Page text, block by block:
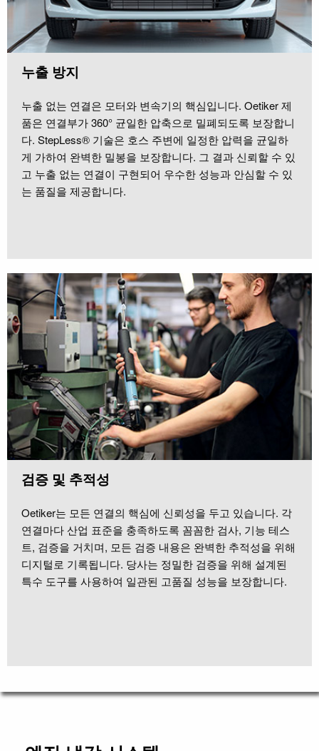
누출 방지
누출 없는 연결은 모터와 변속기의 핵심입니다. Oetiker 제
품은 연결부가 360° 균일한 압축으로 밀폐되도록 보장합니
다. StepLess® 기술은 호스 주변에 일정한 압력을 균일하
게 가하여 완벽한 밀봉을 보장합니다. 그 결과 신뢰할 수 있
고 누출 없는 연결이 구현되어 우수한 성능과 안심할 수 있
는 품질을 제공합니다.
검증 및 추적성
Oetiker는 모든 연결의 핵심에 신뢰성을 두고 있습니다. 각
연결마다 산업 표준을 충족하도록 꼼꼼한 검사, 기능 테스
트, 검증을 거치며, 모든 검증 내용은 완벽한 추적성을 위해
디지털로 기록됩니다. 당사는 정밀한 검증을 위해 설계된
특수 도구를 사용하여 일관된 고품질 성능을 보장합니다.